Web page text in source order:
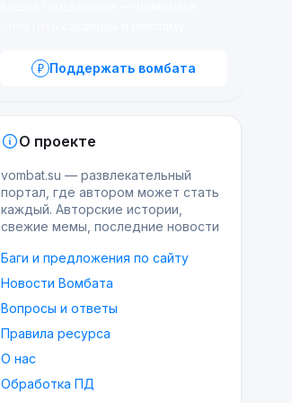
Поддержать вомбата
О проекте
vombat.su — развлекательный
портал, где автором может стать
каждый. Авторские истории,
свежие мемы, последние новости
Баги и предложения по сайту
Новости Вомбата
Вопросы и ответы
Правила ресурса
О нас
Обработка ПД